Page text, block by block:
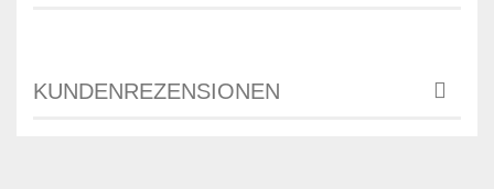
KUNDENREZENSIONEN